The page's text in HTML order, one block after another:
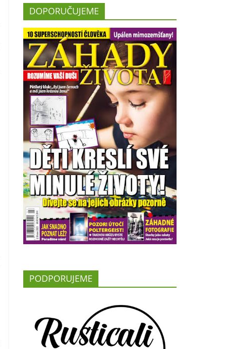
DOPORUČUJEME
PODPORUJEME